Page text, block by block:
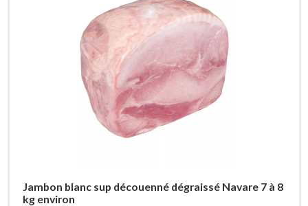
Jambon blanc sup découenné dégraissé Navare 7 à 8
kg environ